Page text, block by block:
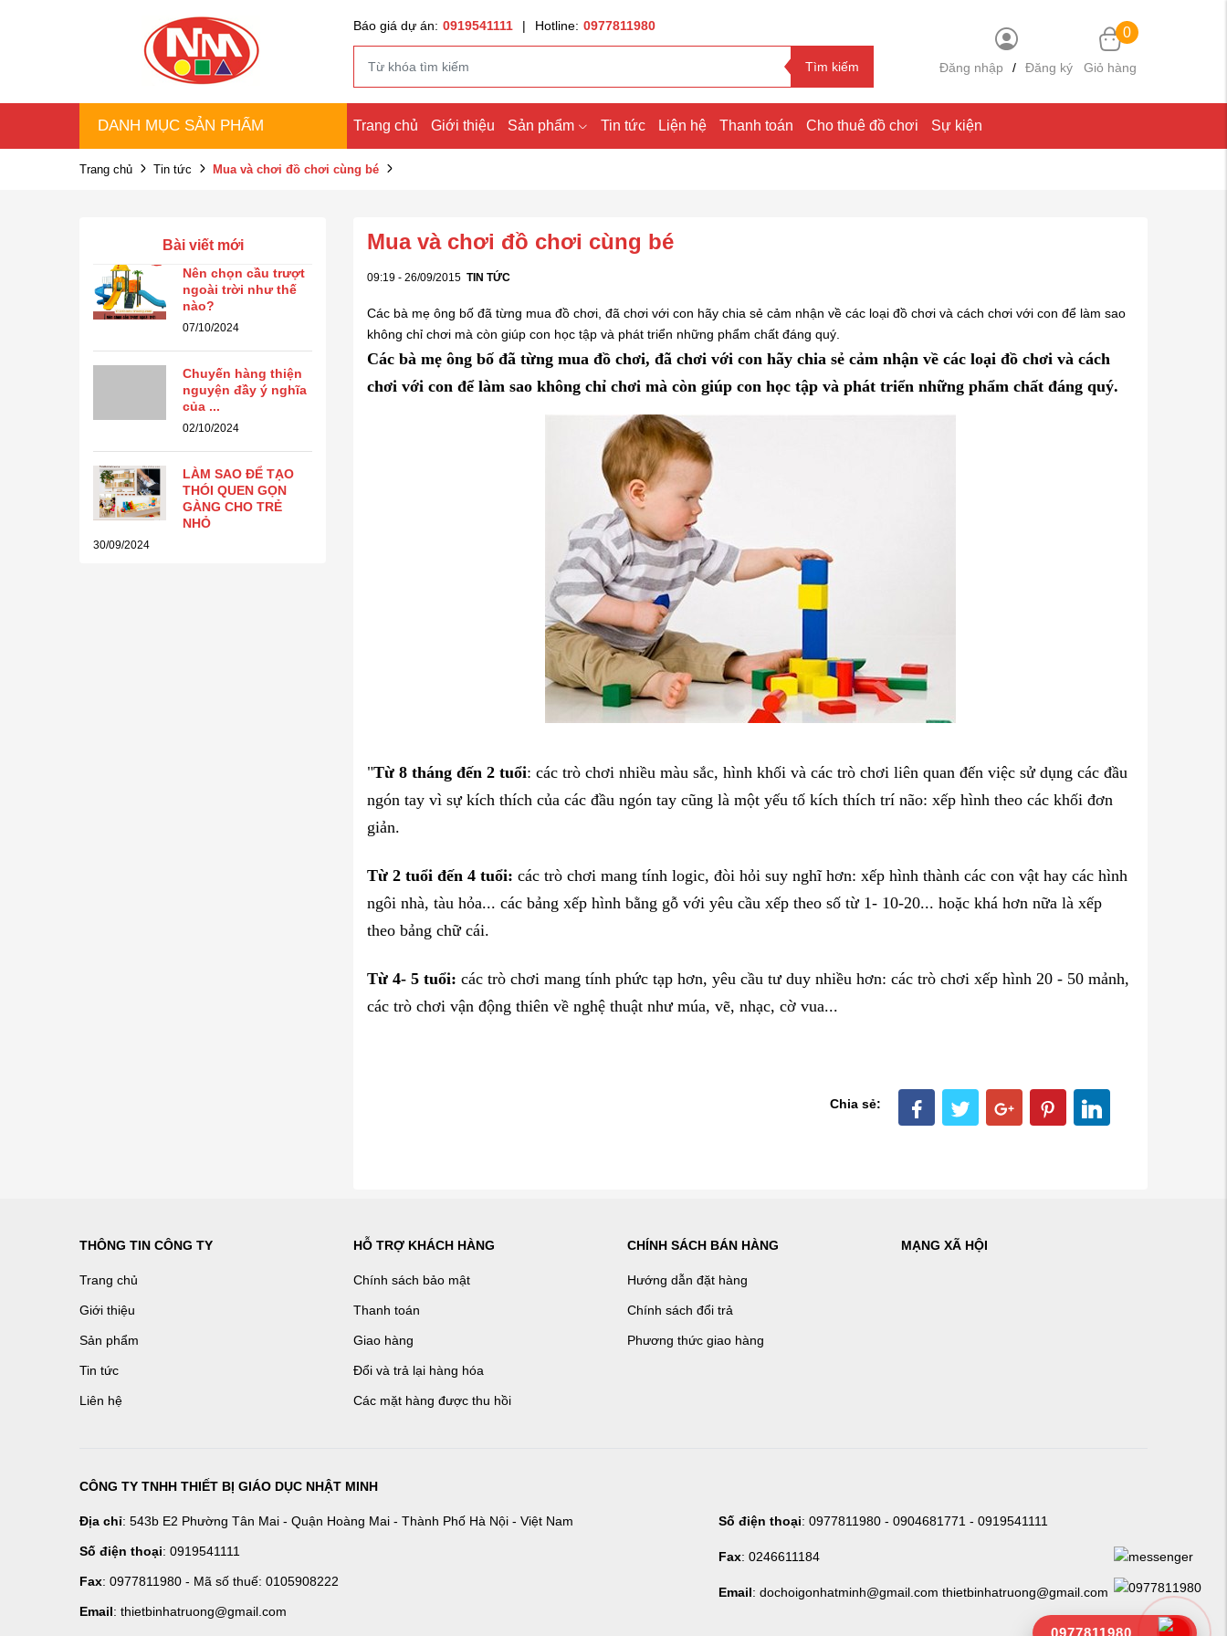
Báo giá dự án: 0919541111 | Hotline: 0977811980
Tìm kiếm Đăng nhập / Đăng ký
0
Giỏ hàng
DANH MỤC SẢN PHẨM Trang chủ Giới thiệu Sản phẩm Tin tức Liện hệ Thanh toán Cho thuê đồ chơi Sự kiện
Trang chủ Tin tức Mua và chơi đồ chơi cùng bé
Bài viết mới
Nên chọn cầu trượt
ngoài trời như thế
nào?
07/10/2024
Chuyến hàng thiện
nguyện đầy ý nghĩa
của ...
02/10/2024
LÀM SAO ĐỂ TẠO
THÓI QUEN GỌN
GÀNG CHO TRẺ
NHỎ
30/09/2024
Mua và chơi đồ chơi cùng bé
09:19 - 26/09/2015 TIN TỨC
Các bà mẹ ông bố đã từng mua đồ chơi, đã chơi với con hãy chia sẻ cảm nhận về các loại đồ chơi và cách chơi với con để làm sao
không chỉ chơi mà còn giúp con học tập và phát triển những phẩm chất đáng quý.
Các bà mẹ ông bố đã từng mua đồ chơi, đã chơi với con hãy chia sẻ cảm nhận về các loại đồ chơi và cách
chơi với con để làm sao không chỉ chơi mà còn giúp con học tập và phát triển những phẩm chất đáng quý.
"Từ 8 tháng đến 2 tuổi: các trò chơi nhiều màu sắc, hình khối và các trò chơi liên quan đến việc sử dụng các đầu
ngón tay vì sự kích thích của các đầu ngón tay cũng là một yếu tố kích thích trí não: xếp hình theo các khối đơn
giản.
Từ 2 tuổi đến 4 tuổi: các trò chơi mang tính logic, đòi hỏi suy nghĩ hơn: xếp hình thành các con vật hay các hình
ngôi nhà, tàu hỏa... các bảng xếp hình bằng gỗ với yêu cầu xếp theo số từ 1- 10-20... hoặc khá hơn nữa là xếp
theo bảng chữ cái.
Từ 4- 5 tuổi: các trò chơi mang tính phức tạp hơn, yêu cầu tư duy nhiều hơn: các trò chơi xếp hình 20 - 50 mảnh,
các trò chơi vận động thiên về nghệ thuật như múa, vẽ, nhạc, cờ vua...
Chia sẻ:
THÔNG TIN CÔNG TY
Trang chủ
Giới thiệu
Sản phẩm
Tin tức
Liên hệ
HỖ TRỢ KHÁCH HÀNG
Chính sách bảo mật
Thanh toán
Giao hàng
Đổi và trả lại hàng hóa
Các mặt hàng được thu hồi
CHÍNH SÁCH BÁN HÀNG
Hướng dẫn đặt hàng
Chính sách đổi trả
Phương thức giao hàng
MẠNG XÃ HỘI
CÔNG TY TNHH THIẾT BỊ GIÁO DỤC NHẬT MINH
Địa chỉ: 543b E2 Phường Tân Mai - Quận Hoàng Mai - Thành Phố Hà Nội - Việt Nam
Số điện thoại: 0919541111
Fax: 0977811980 - Mã số thuế: 0105908222
Email: thietbinhatruong@gmail.com
Số điện thoại: 0977811980 - 0904681771 - 0919541111
Fax: 0246611184
Email: dochoigonhatminh@gmail.com thietbinhatruong@gmail.com
0977811980